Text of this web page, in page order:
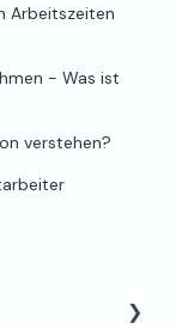
Arbeitszeiten
- Was ist
verstehen?